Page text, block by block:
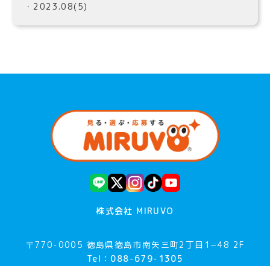
・2023.08(5)
株式会社 MIRUVO
〒770-0005 徳島県徳島市南矢三町2丁目1−48 2F
Tel：088-679-1305